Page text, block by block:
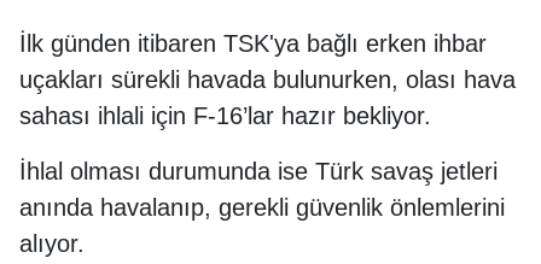
İlk günden itibaren TSK'ya bağlı erken ihbar
uçakları sürekli havada bulunurken, olası hava
sahası ihlali için F-16’lar hazır bekliyor.
İhlal olması durumunda ise Türk savaş jetleri
anında havalanıp, gerekli güvenlik önlemlerini
alıyor.